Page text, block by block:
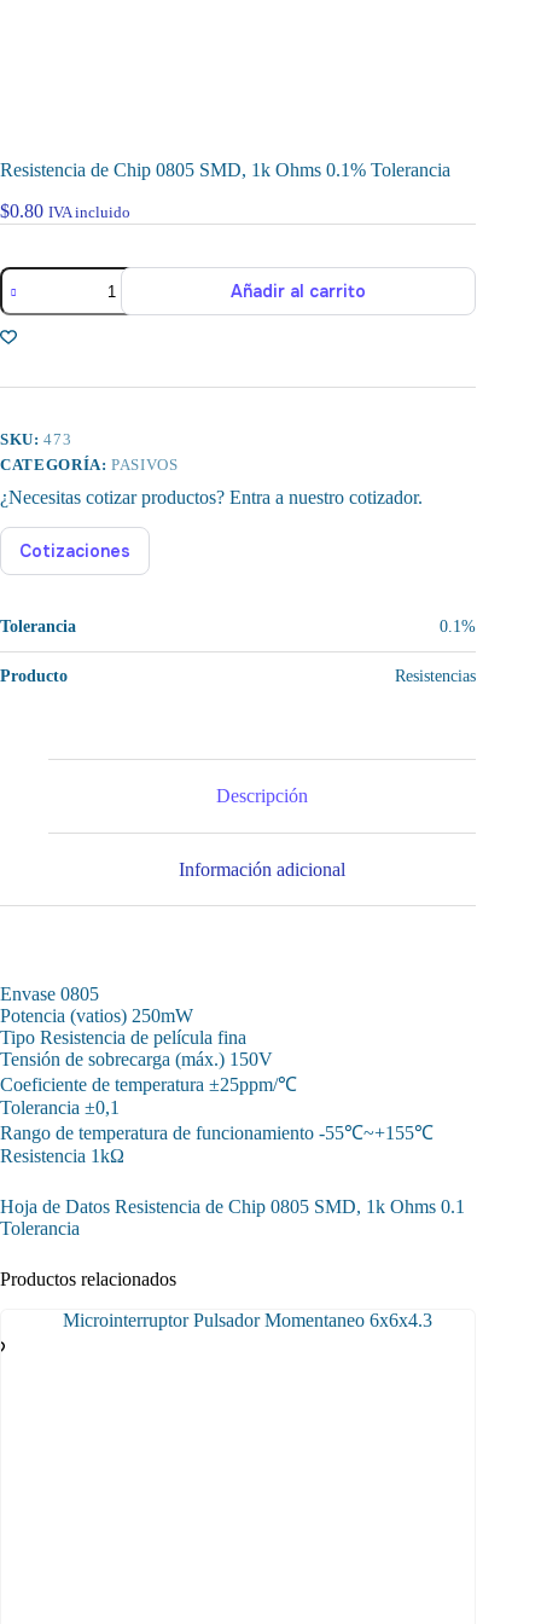
Resistencia de Chip 0805 SMD, 1k Ohms 0.1% Tolerancia
$0.80 IVA incluido
Resistencia
de
Chip
0805
Tolerancia
cantidad
Añadir al carrito
SKU:473
CATEGORÍA:PASIVOS
¿Necesitas cotizar productos? Entra a nuestro cotizador.
Cotizaciones
Tolerancia 0.1%
Producto Resistencias
Descripción
Información adicional
Envase 0805
Potencia (vatios) 250mW
Tipo Resistencia de película fina
Tensión de sobrecarga (máx.) 150V
Coeficiente de temperatura ±25ppm/℃
Tolerancia ±0,1
Rango de temperatura de funcionamiento -55℃~+155℃
Resistencia 1kΩ
Hoja de Datos Resistencia de Chip 0805 SMD, 1k Ohms 0.1
Tolerancia
Productos relacionados